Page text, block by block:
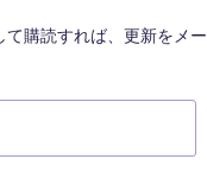
て購読すれば、更新をメー